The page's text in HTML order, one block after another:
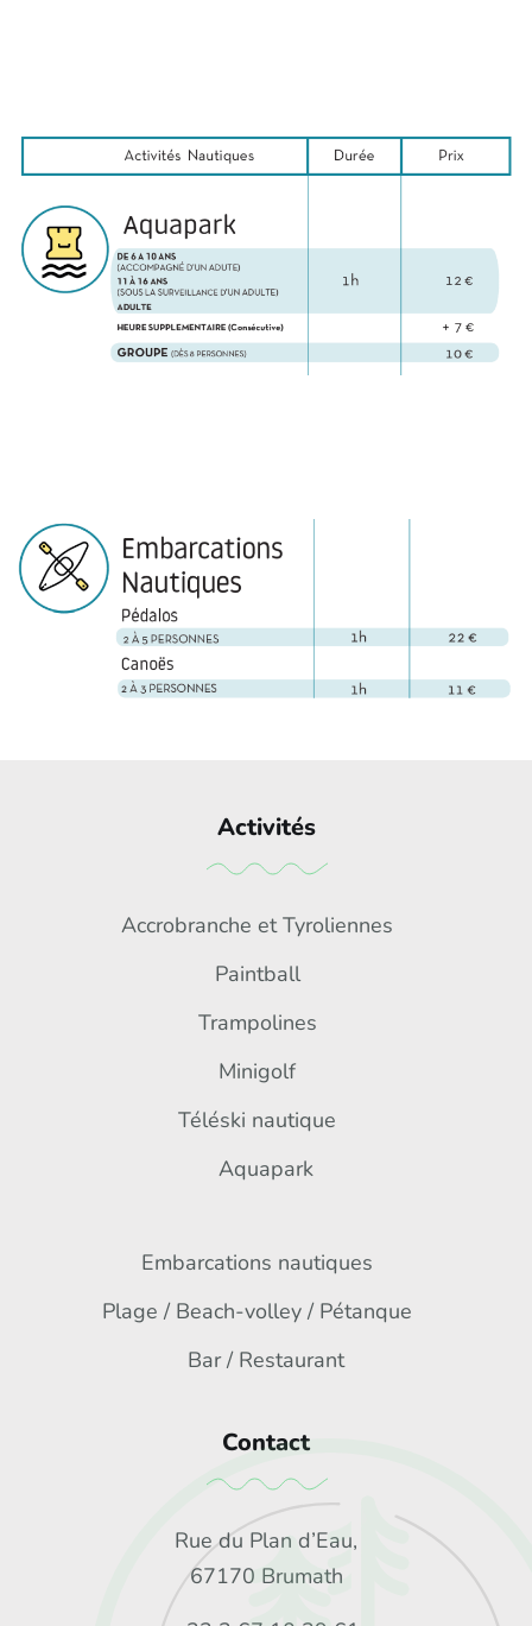
Activités
Accrobranche et Tyroliennes
Paintball
Trampolines
Minigolf
Téléski nautique
Aquapark
Embarcations nautiques
Plage / Beach-volley / Pétanque
Bar / Restaurant
Contact
Rue du Plan d’Eau,
67170 Brumath